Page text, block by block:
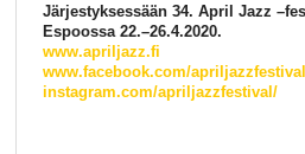
Järjestyksessään 34. April Jazz
Espoossa 22.–26.4.2020.
www.apriljazz.fi
www.facebook.com/
instagram.com/apriljazzfestival/